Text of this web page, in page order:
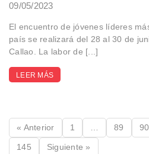
09/05/2023
El encuentro de jóvenes líderes
país se realizará del 28 al 30 de
Callao. La labor de [...]
LEER MÁS
« Anterior 1 … 89 90
145 Siguiente »